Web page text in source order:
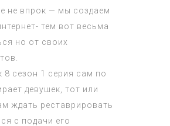
не впрок — мы создаем
тем вот весьма
но от своих
8 сезон 1 серия сам по
девушек, тот или
ждать реставрировать
с подачи его